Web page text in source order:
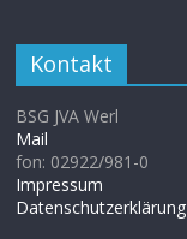
Kontakt
BSG JVA Werl
Mail
fon: 02922/981-0
Impressum
Datenschutzerklärung